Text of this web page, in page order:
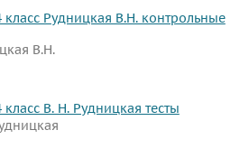
класс Рудницкая В.Н. контрольные
В.Н.
В. Н. Рудницкая тесты